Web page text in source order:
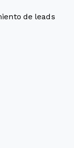
de leads